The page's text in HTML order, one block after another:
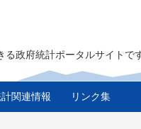
る政府統計ポータルサイトで
関連情報 リンク集